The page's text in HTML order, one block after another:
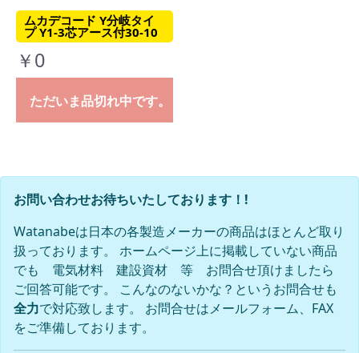
ムカデコード Y分岐タイ
プ Y1-3芯アース付30-10
￥0
ただいま品切れ中です。
お問い合わせお待ちいたしております！!
Watanabeは日本の各製造メーカーの商品はほとんど取り
扱っております。 ホームページ上に掲載していない商品
でも 電気材料 建設資材 等 お問合せ頂けましたら
ご回答可能です。 こんなのないかな？というお問合せも
全力で対応致します。 お問合せはメールフォーム、FAX
をご準備しております。